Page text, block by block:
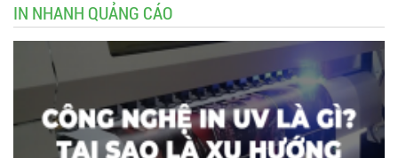
IN NHANH QUẢNG CÁO